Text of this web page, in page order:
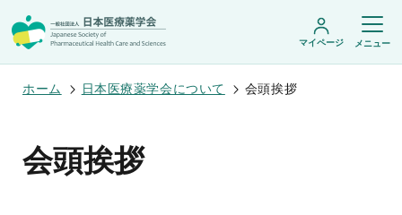
日本医療薬学会について
日本医療薬学会についてトップ
マイページ メニュー
ホーム 日本医療薬学会について 会頭挨拶
会頭挨拶